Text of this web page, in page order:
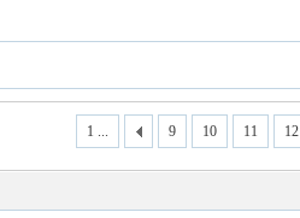
1 ... 9 10 11 12